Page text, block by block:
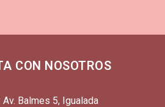
CON NOSOTROS
Av. Balmes 5, Igualada